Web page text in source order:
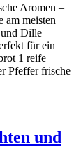
Aromen –
am meisten
und Dille
für ein
1 reife
Pfeffer frische
und